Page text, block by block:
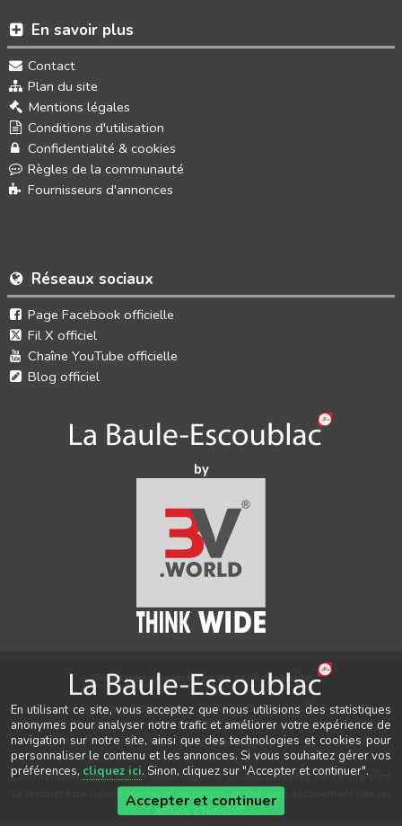
Réseaux sociaux
Page Facebook officielle
Fil X officiel
Chaîne YouTube officielle
Blog officiel
En savoir plus
Contact
Plan du site
Mentions légales
Conditions d'utilisation
Confidentialité & cookies
Règles de la communauté
Fournisseurs d'annonces
by
Gérer mes paramètres de confidentialité
Auteur & conception 3V.WORLD&New3S ®
© 2021-2026 New3S®
Tous droits réservés.
Les marques, noms de sociétés, logos et visuels présents sur ce site sont
la propriété de leurs détenteurs respectifs, qui ne sont aucunement liés ou
affiliés à New3S ®.
En utilisant ce site, vous acceptez que nous utilisions des statistiques
anonymes pour analyser notre trafic et améliorer votre expérience de
navigation sur notre site, ainsi que des technologies et cookies pour
personnaliser le contenu et les annonces. Si vous souhaitez gérer vos
préférences, cliquez ici. Sinon, cliquez sur "Accepter et continuer".
Accepter et continuer